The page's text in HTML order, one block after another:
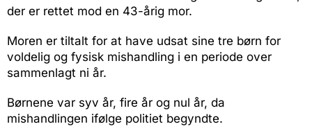
der er rettet mod en 43-årig mor.
Moren er tiltalt for at have udsat sine tre børn for
voldelig og fysisk mishandling i en periode over
sammenlagt ni år.
Børnene var syv år, fire år og nul år, da
mishandlingen ifølge politiet begyndte.